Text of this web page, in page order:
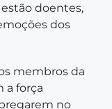
doentes,
dos
membros da
a força
no